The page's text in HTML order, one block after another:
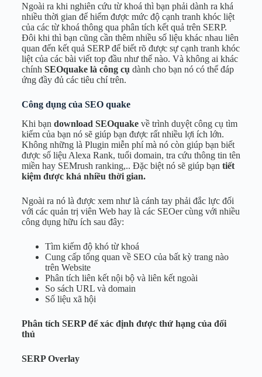
Ngoài ra khi nghiên cứu từ khoá thì bạn phải dành ra khá
nhiều thời gian để hiểm được mức độ cạnh tranh khóc liệt
của các từ khoá thông qua phân tích kết quả trên SERP.
Đôi khi thì bạn cũng cần thêm nhiều số liệu khác nhau liên
quan đến kết quả SERP để biết rõ được sự cạnh tranh khóc
liệt của các bài viết top đầu như thế nào. Và không ai khác
chính SEOquake là công cụ dành cho bạn nó có thể đáp
ứng đầy đủ các tiêu chí trên.
Công dụng của SEO quake
Khi bạn download SEOquakevề trình duyệt công cụ tìm
kiếm của bạn nó sẽ giúp bạn được rất nhiều lợi ích lớn.
Không những là Plugin miễn phí mà nó còn giúp bạn biết
được số liệu Alexa Rank, tuổi domain, tra cứu thông tin tên
miền hay SEMrush ranking,.. Đặc biệt nó sẽ giúp bạn tiết
kiệm được khá nhiều thời gian.
Ngoài ra nó là được xem như là cánh tay phải đắc lực đối
với các quản trị viên Web hay là các SEOer cùng với nhiều
công dụng hữu ích sau đây:
Tìm kiếm độ khó từ khoá
Cung cấp tổng quan về SEO của bất kỳ trang nào
trên Website
Phân tích liên kết nội bộ và liên kết ngoài
So sách URL và domain
Số liệu xã hội
Phân tích SERP để xác định được thứ hạng của đối
thủ
SERP Overlay